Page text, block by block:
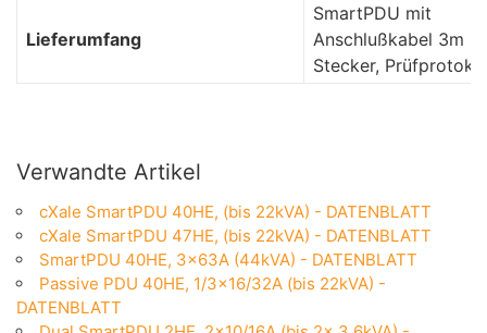
Lieferumfang
SmartPDU mit
Anschlußkabel 3m
Stecker,
Verwandte Artikel
cXale SmartPDU 40HE, (bis 22kVA) - DATENBLATT
cXale SmartPDU 47HE, (bis 22kVA) - DATENBLATT
SmartPDU 40HE, 3×63A (44kVA) - DATENBLATT
Passive PDU 40HE, 1/3×16/32A (bis 22kVA) -
DATENBLATT